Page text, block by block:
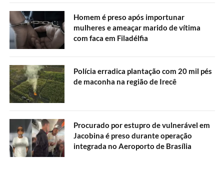
Homem é preso após importunar
mulheres e ameaçar marido de vítima
com faca em Filadélfia
Polícia erradica plantação com 20 mil pés
de maconha na região de Irecê
Procurado por estupro de vulnerável em
Jacobina é preso durante operação
integrada no Aeroporto de Brasília